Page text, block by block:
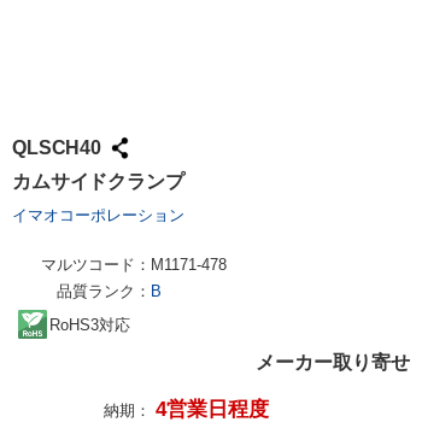
QLSCH40
カムサイドクランプ
イマオコーポレーション
マルツコード： M1171-478
品質ランク： B
RoHS3対応
メーカー取り寄せ
納期： 4営業日程度